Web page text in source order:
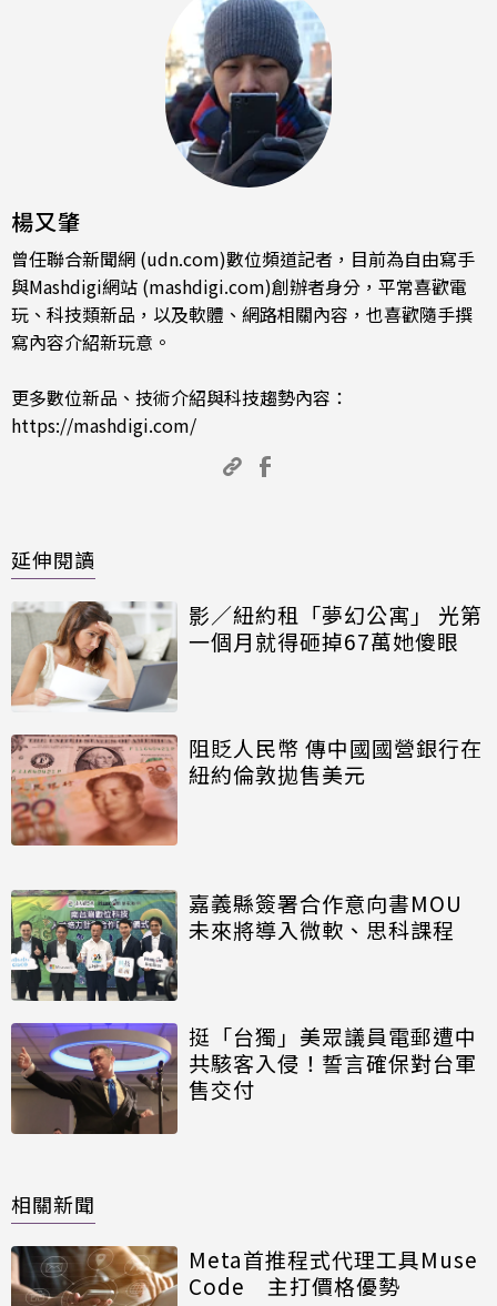
楊又肇
曾任聯合新聞網 (udn.com)數位頻道記者，目前為自由寫手
與Mashdigi網站 (mashdigi.com)創辦者身分，平常喜歡電
玩、科技類新品，以及軟體、網路相關內容，也喜歡隨手撰
寫內容介紹新玩意。
更多數位新品、技術介紹與科技趨勢內容：
https://mashdigi.com/
延伸閱讀
影／紐約租「夢幻公寓」 光第
一個月就得砸掉67萬她傻眼
阻貶人民幣 傳中國國營銀行在
紐約倫敦拋售美元
嘉義縣簽署合作意向書MOU
未來將導入微軟、思科課程
挺「台獨」美眾議員電郵遭中
共駭客入侵！誓言確保對台軍
售交付
相關新聞
Meta首推程式代理工具Muse
Code 主打價格優勢